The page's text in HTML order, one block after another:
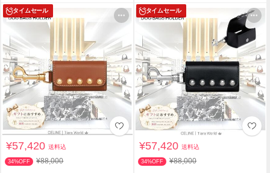
タイムセール
¥57,420送料込
34%OFF ¥88,000
タイムセール
¥57,420送料込
34%OFF ¥88,000